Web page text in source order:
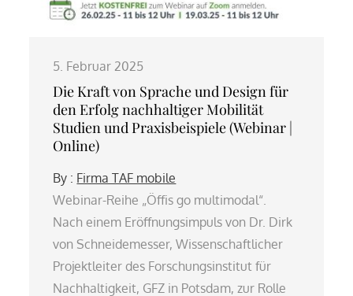
5. Februar 2025
Die Kraft von Sprache und Design für
den Erfolg nachhaltiger Mobilität
Studien und Praxisbeispiele (Webinar |
Online)
By : Firma TAF mobile
Webinar-Reihe „Öffis go multimodal“.
Nach einem Eröffnungsimpuls von Dr. Dirk
von Schneidemesser, Wissenschaftlicher
Projektleiter des Forschungsinstitut für
Nachhaltigkeit, GFZ in Potsdam, zur Rolle